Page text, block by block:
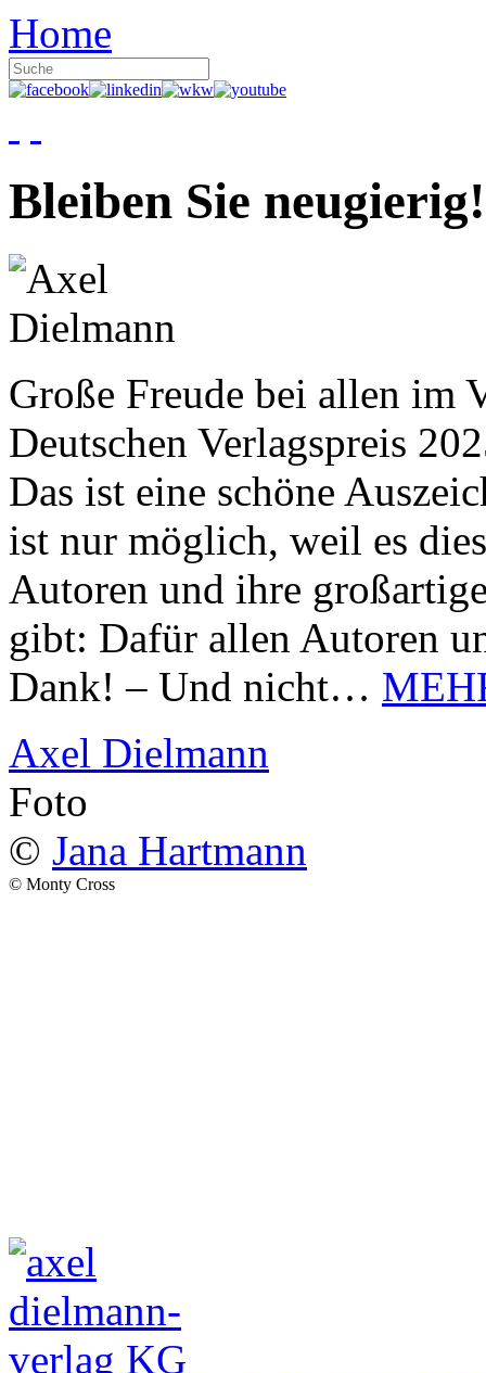
Home
Bleiben Sie neugierig!
Große Freude bei allen im
Deutschen Verlagspreis
Das ist eine schöne
ist nur möglich, weil es
Autoren und ihre
gibt: Dafür allen Autoren
Dank! – Und nicht…
Axel Dielmann
Foto
© Jana Hartmann
© Monty Cross